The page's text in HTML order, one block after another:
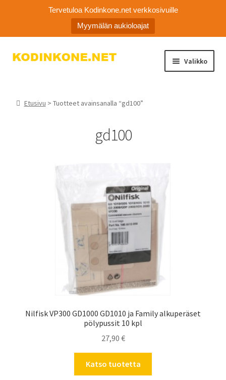
Tervetuloa Kodinkone.net verkkosivuille
Myymälän aukioloajat
Siirry
Siirry
Valikko
Asiakaspalvelu
Etusivu > Tuotteet avainsanalla “gd100”
gd100
Nilfisk VP300 GD1000 GD1010 ja Family alkuperäset
pölypussit 10 kpl
27,90 €
Katso tuotetta